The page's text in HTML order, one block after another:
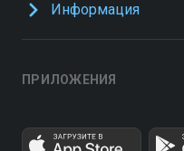
Информация
ПРИЛОЖЕНИЯ